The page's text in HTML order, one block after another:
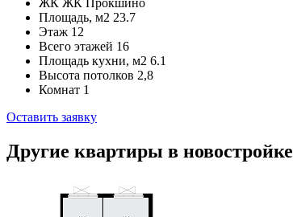
Площадь, м2 23.7
Этаж 12
Всего этажей 16
Площадь кухни, м2 6.1
Высота потолков 2,8
Комнат 1
Оставить заявку
Другие квартиры в новостройке